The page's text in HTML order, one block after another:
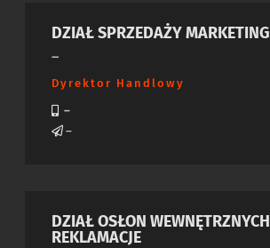
DZIAŁ SPRZEDAŻY MARKETING
–
Dyrektor Handlowy
–
–
DZIAŁ OSŁON WEWNĘTRZNYCH
REKLAMACJE